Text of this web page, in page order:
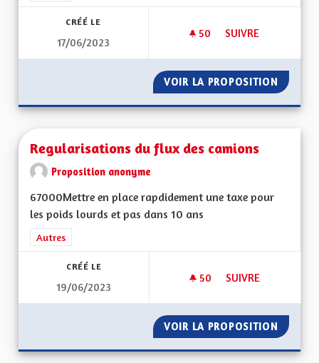
CRÉÉ LE
17/06/2023
50 50 ABONNÉS
SUIVRE
VOIR LA PROPOSITION
Regularisations du flux des camions
Proposition anonyme
67000Mettre en place rapdidement une taxe pour
les poids lourds et pas dans 10 ans
Filtrer les résultats de la catégorie : Autres
Autres
CRÉÉ LE
19/06/2023
50 50 ABONNÉS
SUIVRE
VOIR LA PROPOSITION